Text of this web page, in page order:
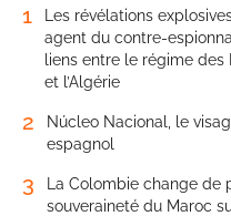
1
Les révélations
agent du contre-
liens entre le régime
et l’Algérie
2
Núcleo Nacional, le
espagnol
3
La Colombie change
souveraineté du Maroc